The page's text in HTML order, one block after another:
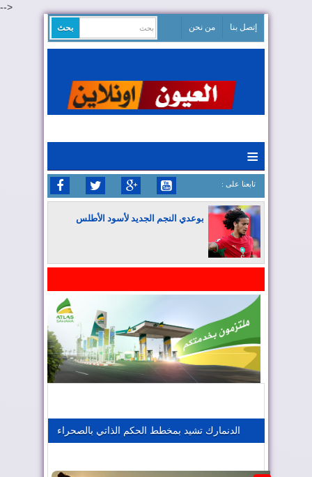
-->
إتصل بنا من نحن
≡
: تابعنا على
بوعدي النجم الجديد لأسود الأطلس
المغرب يعزز موقعه في صناعة الطيران
الدنمارك تشيد بمخطط الحكم الذاتي بالصحراء